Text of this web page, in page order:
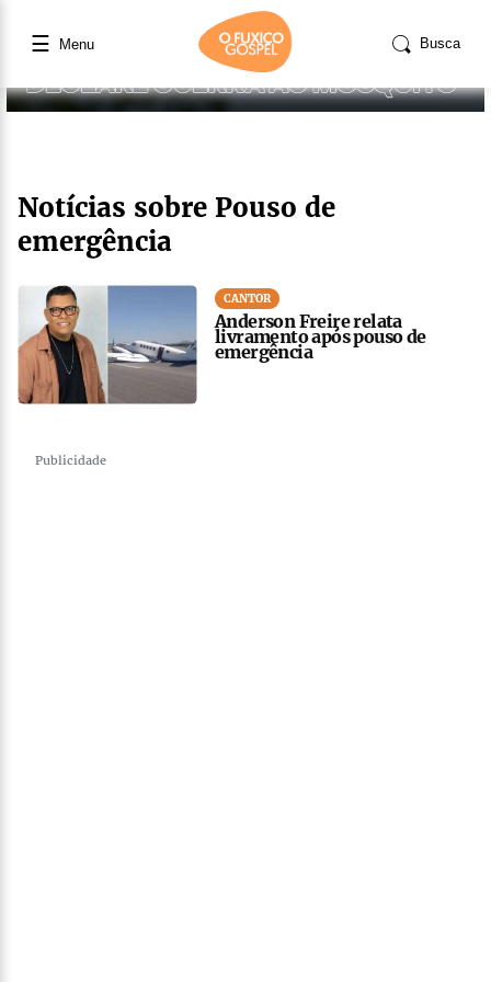
☰ Menu Busca
Notícias sobre Pouso de
emergência
CANTOR
Anderson Freire relata
livramento após pouso de
emergência
Publicidade